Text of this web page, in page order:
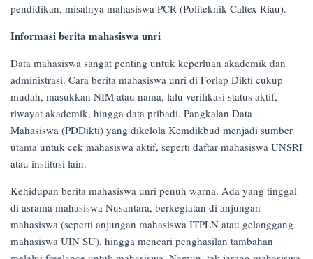
pendidikan, misalnya mahasiswa PCR (Politeknik Caltex Riau).
Informasi berita mahasiswa unri
Data mahasiswa sangat penting untuk keperluan akademik dan
administrasi. Cara berita mahasiswa unri di Forlap Dikti cukup
mudah, masukkan NIM atau nama, lalu verifikasi status aktif,
riwayat akademik, hingga data pribadi. Pangkalan Data
Mahasiswa (PDDikti) yang dikelola Kemdikbud menjadi sumber
utama untuk cek mahasiswa aktif, seperti daftar mahasiswa UNSRI
atau institusi lain.
Kehidupan berita mahasiswa unri penuh warna. Ada yang tinggal
di asrama mahasiswa Nusantara, berkegiatan di anjungan
mahasiswa (seperti anjungan mahasiswa ITPLN atau gelanggang
mahasiswa UIN SU), hingga mencari penghasilan tambahan